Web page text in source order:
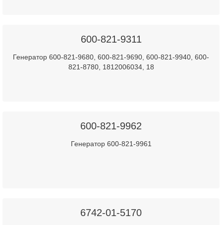
600-821-9311
Генератор 600-821-9680, 600-821-9690, 600-821-9940, 600-
821-8780, 1812006034, 18
600-821-9962
Генератор 600-821-9961
6742-01-5170